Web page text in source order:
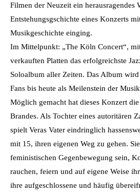
Filmen der Neuzeit ein herausragendes
Entstehungsgschichte eines Konzerts
Musikgeschichte einging.
Im Mittelpunkt: „The Köln Concert“,
verkauften Platten das erfolgreichste
Soloalbum aller Zeiten. Das Album
Fans bis heute als Meilenstein der
Möglich gemacht hat dieses Konzert
Brandes. Als Tochter eines autoritären
spielt Veras Vater eindringlich
mit 15, ihren eigenen Weg zu gehen.
feministischen Gegenbewegung sein,
rauchen, feiern und auf eigene Weise
ihre aufgeschlossene und häufig